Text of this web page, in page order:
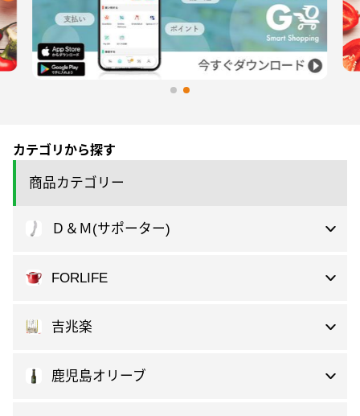
カテゴリから探す
商品カテゴリー
Ｄ＆Ｍ(サポーター)
FORLIFE
吉兆楽
鹿児島オリーブ